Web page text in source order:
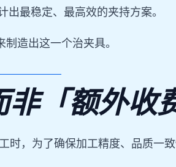
最稳定、最高效的夹持方案。
造出这一个治夹具。
「额外收
，为了确保加工精度、品质一